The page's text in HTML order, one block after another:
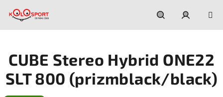
Hľadať
CUBE Stereo Hybrid ONE22
SLT 800 (prizmblack/black)